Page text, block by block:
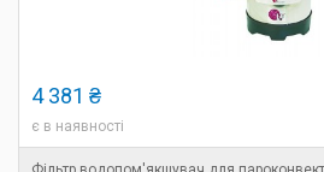
4 381 ₴
є в наявності